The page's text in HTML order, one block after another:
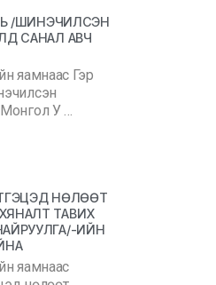
/ШИНЭЧИЛСЭН
САНАЛ АВЧ
яамнаас Гэр
Монгол У …
НӨЛӨӨТ
ТАВИХ
ИЙН
яамнаас